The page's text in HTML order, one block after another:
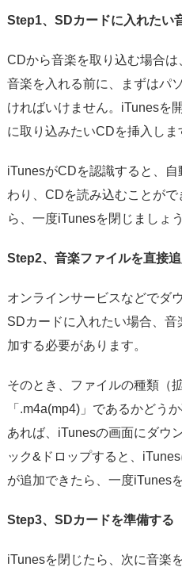
Step1、SDカードに入れたい
CDから音楽を取り込む場合
音楽を入れる前に、まずはパ
ければいけません。iTunesを
に取り込みたいCDを挿入しま
iTunesがCDを認識すると、
わり、CDを読み込むことが
ら、一度iTunesを閉じましょう
Step2、音楽ファイルを直接
オンラインサービスなどでダ
SDカードに入れたい場合、
加する必要があります。
そのとき、ファイルの種類（
「.m4a(mp4)」であるかどう
あれば、iTunesの画面にダウ
ック&ドロップすると、
が追加できたら、一度iTunes
Step3、SDカードを準備する
iTunesを閉じたら、次に音楽